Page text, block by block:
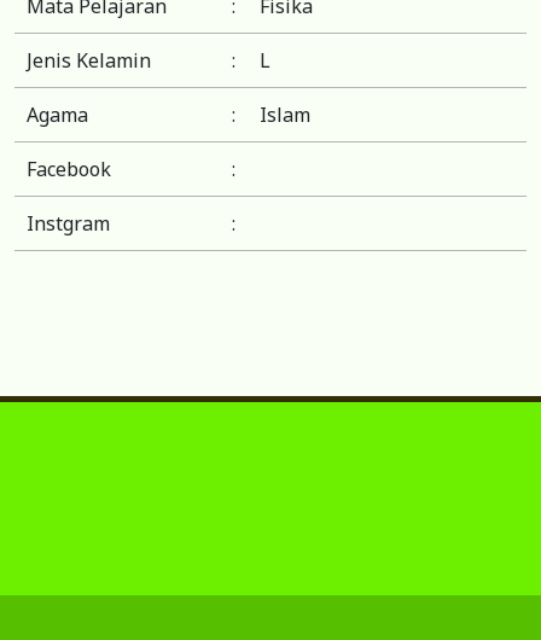
Mata Pelajaran : Fisika
Jenis Kelamin : L
Agama : Islam
Facebook :
Instgram :